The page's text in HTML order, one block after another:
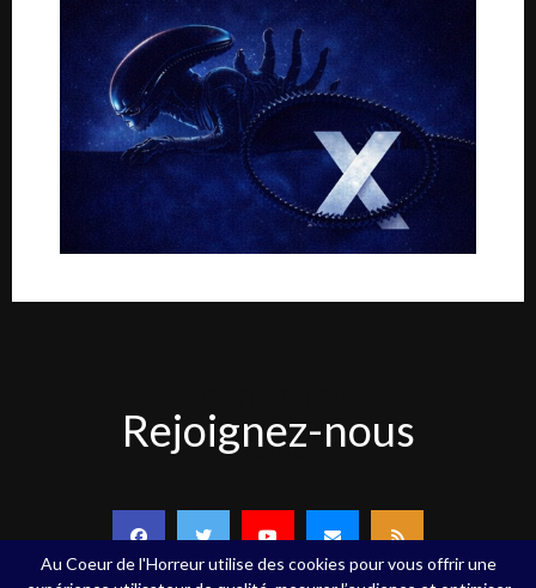
nous
Rejoignez-nous
Au Coeur de l'Horreur utilise des cookies pour vous offrir une